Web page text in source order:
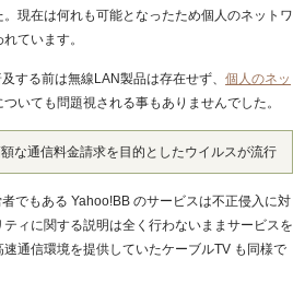
現在は何れも可能となったため個人のネットワ
ています。
する前は無線LAN製品は存在せず、 個人のネッ
ついても問題視される事もありませんでした。
な通信料金請求を目的としたウイルスが流行
でもある Yahoo!BB のサービスは不正侵入に対
ィに関する説明は全く行わないままサービスを
通信環境を提供していたケーブルTV も同様で